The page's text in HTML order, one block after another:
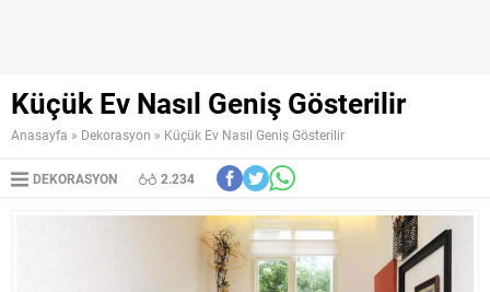
Küçük Ev Nasıl Geniş Gösterilir
Anasayfa » Dekorasyon » Küçük Ev Nasıl Geniş Gösterilir
DEKORASYON 2.234